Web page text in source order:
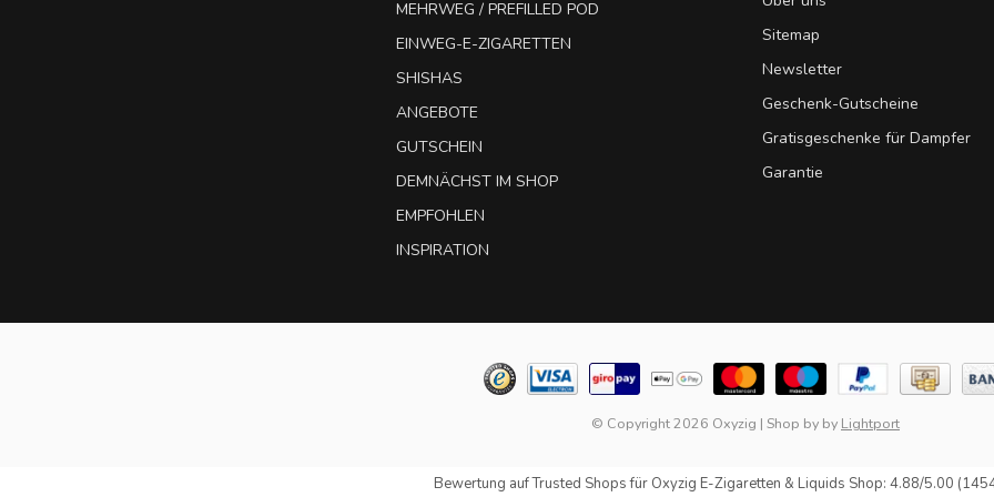
MEHRWEG / PREFILLED POD
EINWEG-E-ZIGARETTEN
SHISHAS
ANGEBOTE
GUTSCHEIN
DEMNÄCHST IM SHOP
EMPFOHLEN
INSPIRATION
Sitemap
Newsletter
Geschenk-Gutscheine
Gratisgeschenke für Dampfer
Garantie
© Copyright 2026 Oxyzig | Shop by by Lightport
Bewertung aufTrusted Shopsfür Oxyzig E-Zigaretten & Liquids Shop: 4.88/5.00